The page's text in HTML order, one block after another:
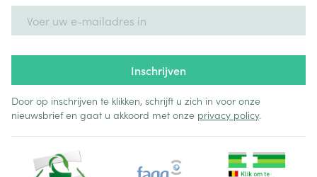
Inschrijven
Door op inschrijven te klikken, schrijft u zich in voor onze
nieuwsbrief en gaat u akkoord met onze privacy policy.